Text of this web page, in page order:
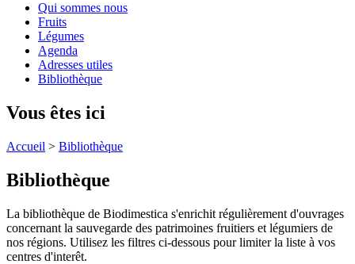
Qui sommes nous
Fruits
Légumes
Agenda
Adresses utiles
Bibliothèque
Vous êtes ici
Accueil > Bibliothèque
Bibliothèque
La bibliothèque de Biodimestica s'enrichit régulièrement d'ouvrages
concernant la sauvegarde des patrimoines fruitiers et légumiers de
nos régions. Utilisez les filtres ci-dessous pour limiter la liste à vos
centres d'interêt.